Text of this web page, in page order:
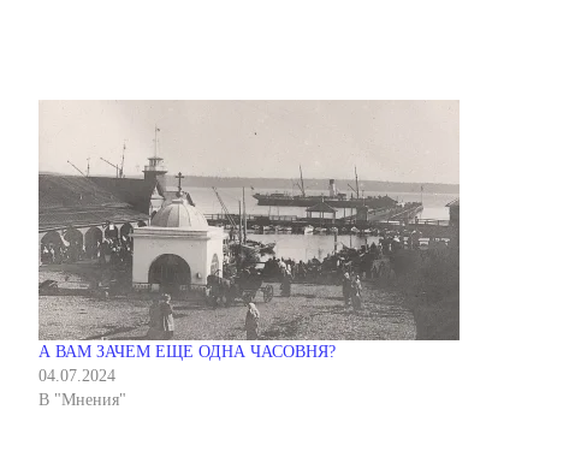
А ВАМ ЗАЧЕМ ЕЩЕ ОДНА ЧАСОВНЯ?
04.07.2024
В "Мнения"